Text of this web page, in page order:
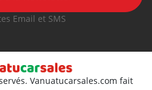
Email et SMS
Vanuatucarsales.com fait